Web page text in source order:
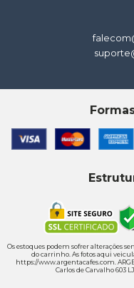
Os estoques podem sofrer alterações
do carrinho. As fotos aqui
https://www.argentacafes.com.
Carlos de Carvalho 603